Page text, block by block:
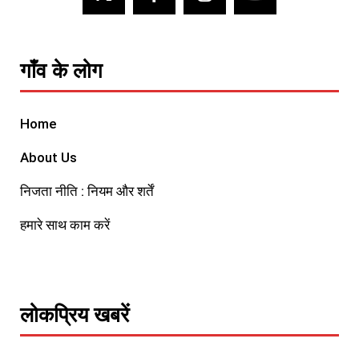
गाँव के लोग
Home
About Us
निजता नीति : नियम और शर्तें
हमारे साथ काम करें
लोकप्रिय खबरें